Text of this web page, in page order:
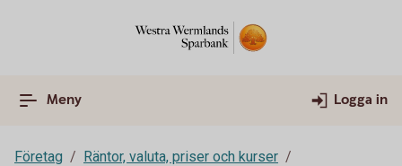
Meny Logga in
Företag
Räntor, valuta, priser och kurser